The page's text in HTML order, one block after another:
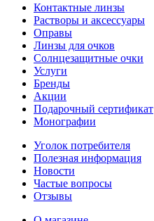
Контактные линзы
Растворы и аксессуары
Оправы
Линзы для очков
Солнцезащитные очки
Услуги
Бренды
Акции
Подарочный сертификат
Монографии
Уголок потребителя
Полезная информация
Новости
Частые вопросы
Отзывы